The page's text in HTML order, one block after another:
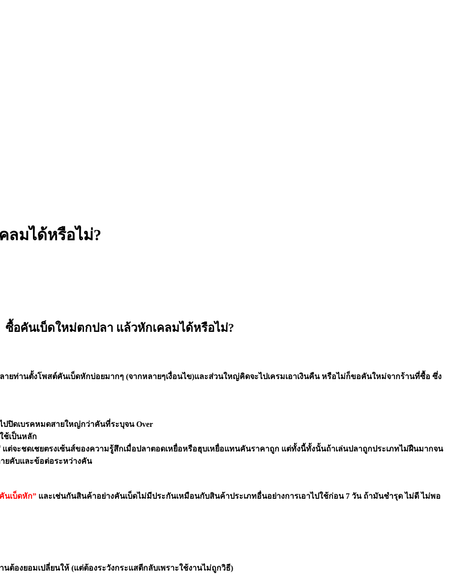
ลมได้หรือไม่?
ซื้อคันเบ็ดใหม่ตกปลา แล้วหักเคลมได้หรือไม่?
ายท่านตั้งโพสต์คันเบ็ดหักบ่อยมากๆ (จากหลายๆเงื่อนไข)และส่วนใหญ่คิดจะไปเครมเอาเงินคืน หรือไม่ก็ขอคันใหม่จากร้านที่ซื้อ ซึ่ง
ปปิดเบรคหมดสายใหญ่กว่าคันที่ระบุจน Over
ช้เป็นหลัก
ต่จะชดเชยตรงเซ้นส์ของความรู้สึกเมื่อปลาตอดเหยื่อหรือฮุบเหยื่อแทนคันราคาถูก แต่ทั้งนี้ทั้งนั้นถ้าเล่นปลาถูกประเภทไม่ฝืนมากจน
ยคับและข้อต่อระหว่างคัน
นเบ็ดหัก” และเช่นกันสินค้าอย่างคันเบ็ดไม่มีประกันเหมือนกับสินค้าประเภทอื่นอย่างการเอาไปใช้ก่อน 7 วัน ถ้ามันชำรุด ไม่ดี ไม่พอ
ต้องยอมเปลี่ยนให้ (แต่ต้องระวังกระแสตีกลับเพราะใช้งานไม่ถูกวิธี)